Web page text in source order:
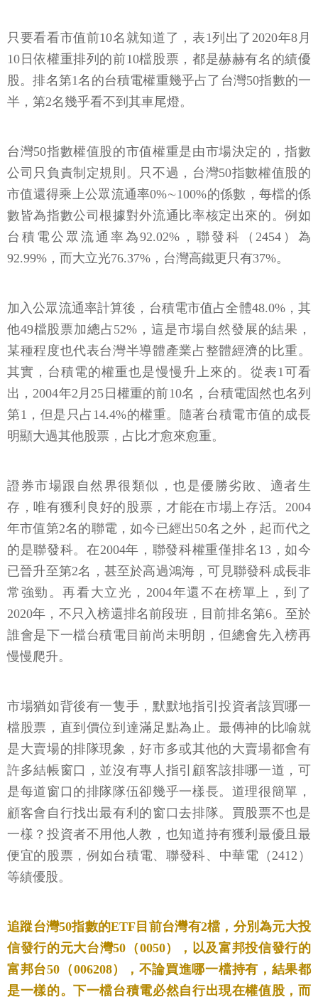
只要看看市值前10名就知道了，表1列出了2020年8月
10日依權重排列的前10檔股票，都是赫赫有名的績優
股。排名第1名的台積電權重幾乎占了台灣50指數的一
半，第2名幾乎看不到其車尾燈。
台灣50指數權值股的市值權重是由市場決定的，指數
公司只負責制定規則。只不過，台灣50指數權值股的
市值還得乘上公眾流通率0%∼100%的係數，每檔的係
數皆為指數公司根據對外流通比率核定出來的。例如
台積電公眾流通率為92.02%，聯發科（2454）為
92.99%，而大立光76.37%，台灣高鐵更只有37%。
加入公眾流通率計算後，台積電市值占全體48.0%，其
他49檔股票加總占52%，這是市場自然發展的結果，
某種程度也代表台灣半導體產業占整體經濟的比重。
其實，台積電的權重也是慢慢升上來的。從表1可看
出，2004年2月25日權重的前10名，台積電固然也名列
第1，但是只占14.4%的權重。隨著台積電市值的成長
明顯大過其他股票，占比才愈來愈重。
證券市場跟自然界很類似，也是優勝劣敗、適者生
存，唯有獲利良好的股票，才能在市場上存活。2004
年市值第2名的聯電，如今已經出50名之外，起而代之
的是聯發科。在2004年，聯發科權重僅排名13，如今
已晉升至第2名，甚至於高過鴻海，可見聯發科成長非
常強勁。再看大立光，2004年還不在榜單上，到了
2020年，不只入榜還排名前段班，目前排名第6。至於
誰會是下一檔台積電目前尚未明朗，但總會先入榜再
慢慢爬升。
市場猶如背後有一隻手，默默地指引投資者該買哪一
檔股票，直到價位到達滿足點為止。最傳神的比喻就
是大賣場的排隊現象，好市多或其他的大賣場都會有
許多結帳窗口，並沒有專人指引顧客該排哪一道，可
是每道窗口的排隊隊伍卻幾乎一樣長。道理很簡單，
顧客會自行找出最有利的窗口去排隊。買股票不也是
一樣？投資者不用他人教，也知道持有獲利最優且最
便宜的股票，例如台積電、聯發科、中華電（2412）
等績優股。
追蹤台灣50指數的ETF目前台灣有2檔，分別為元大投
信發行的元大台灣50（0050），以及富邦投信發行的
富邦台50（006208），不論買進哪一檔持有，結果都
是一樣的。下一檔台積電必然自行出現在權值股，而